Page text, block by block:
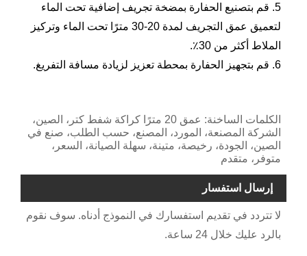
5. قم بتصنيع الحفارة بمضخة تجريف إضافية تحت الماء
لتعميق عمق التجريف لمدة 20-30 مترًا تحت الماء وتركيز
الملاط أكثر من 30٪.
6. قم بتجهيز الحفارة بمحطة تعزيز لزيادة مسافة التفريغ.
الكلمات الساخنة: عمق 20 مترًا كراكة شفط كتر، الصين،
الشركة المصنعة، المورد، المصنع، حسب الطلب، صنع في
الصين، الجودة، رخيصة، متينة، سهلة الصيانة، السعر،
متوفر، متقدم
إرسال استفسار
لا تتردد في تقديم استفسارك في النموذج أدناه. سوف نقوم
بالرد عليك خلال 24 ساعة.